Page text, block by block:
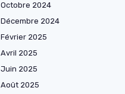
Octobre 2024
Décembre 2024
Février 2025
Avril 2025
Juin 2025
Août 2025